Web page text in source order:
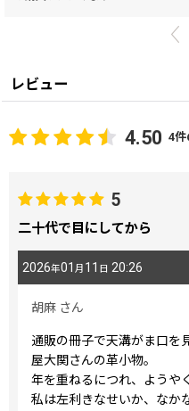
レビュー
4.50 4件
5
二十代で目にしてから
2026年01 月 11 日 20:26
胡麻 さん
通販の冊子で天溝がま口を
屋大関さんの革小物。
年を重ねるにつれ、ようや
私は左利きなせいか、なか